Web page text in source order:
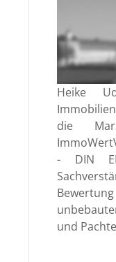
Heike
die
- DIN
und